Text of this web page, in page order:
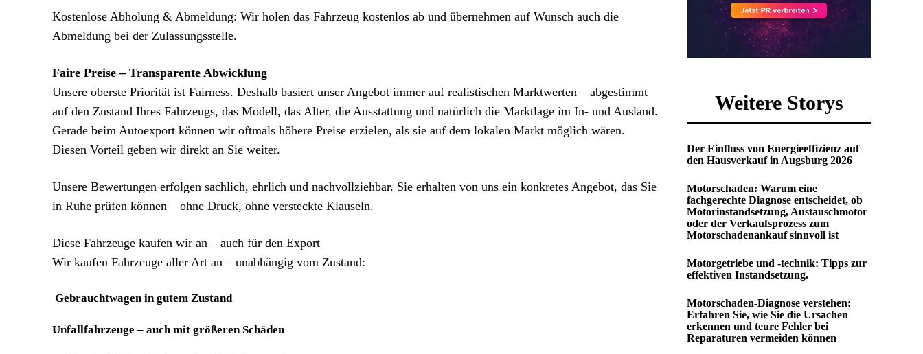
Kostenlose Abholung & Abmeldung: Wir holen das Fahrzeug kostenlos ab und übernehmen auf Wunsch auch die
Abmeldung bei der Zulassungsstelle.
Faire Preise – Transparente Abwicklung
Unsere oberste Priorität ist Fairness. Deshalb basiert unser Angebot immer auf realistischen Marktwerten – abgestimmt
auf den Zustand Ihres Fahrzeugs, das Modell, das Alter, die Ausstattung und natürlich die Marktlage im In- und Ausland.
Gerade beim Autoexport können wir oftmals höhere Preise erzielen, als sie auf dem lokalen Markt möglich wären.
Diesen Vorteil geben wir direkt an Sie weiter.
Unsere Bewertungen erfolgen sachlich, ehrlich und nachvollziehbar. Sie erhalten von uns ein konkretes Angebot, das Sie
in Ruhe prüfen können – ohne Druck, ohne versteckte Klauseln.
Diese Fahrzeuge kaufen wir an – auch für den Export
Wir kaufen Fahrzeuge aller Art an – unabhängig vom Zustand:
Gebrauchtwagen in gutem Zustand
Unfallfahrzeuge – auch mit größeren Schäden
Weitere Storys
Der Einfluss von Energieeffizienz auf
den Hausverkauf in Augsburg 2026
Motorschaden: Warum eine
fachgerechte Diagnose entscheidet, ob
Motorinstandsetzung, Austauschmotor
oder der Verkaufsprozess zum
Motorschadenankauf sinnvoll ist
Motorgetriebe und -technik: Tipps zur
effektiven Instandsetzung.
Motorschaden-Diagnose verstehen:
Erfahren Sie, wie Sie die Ursachen
erkennen und teure Fehler bei
Reparaturen vermeiden können